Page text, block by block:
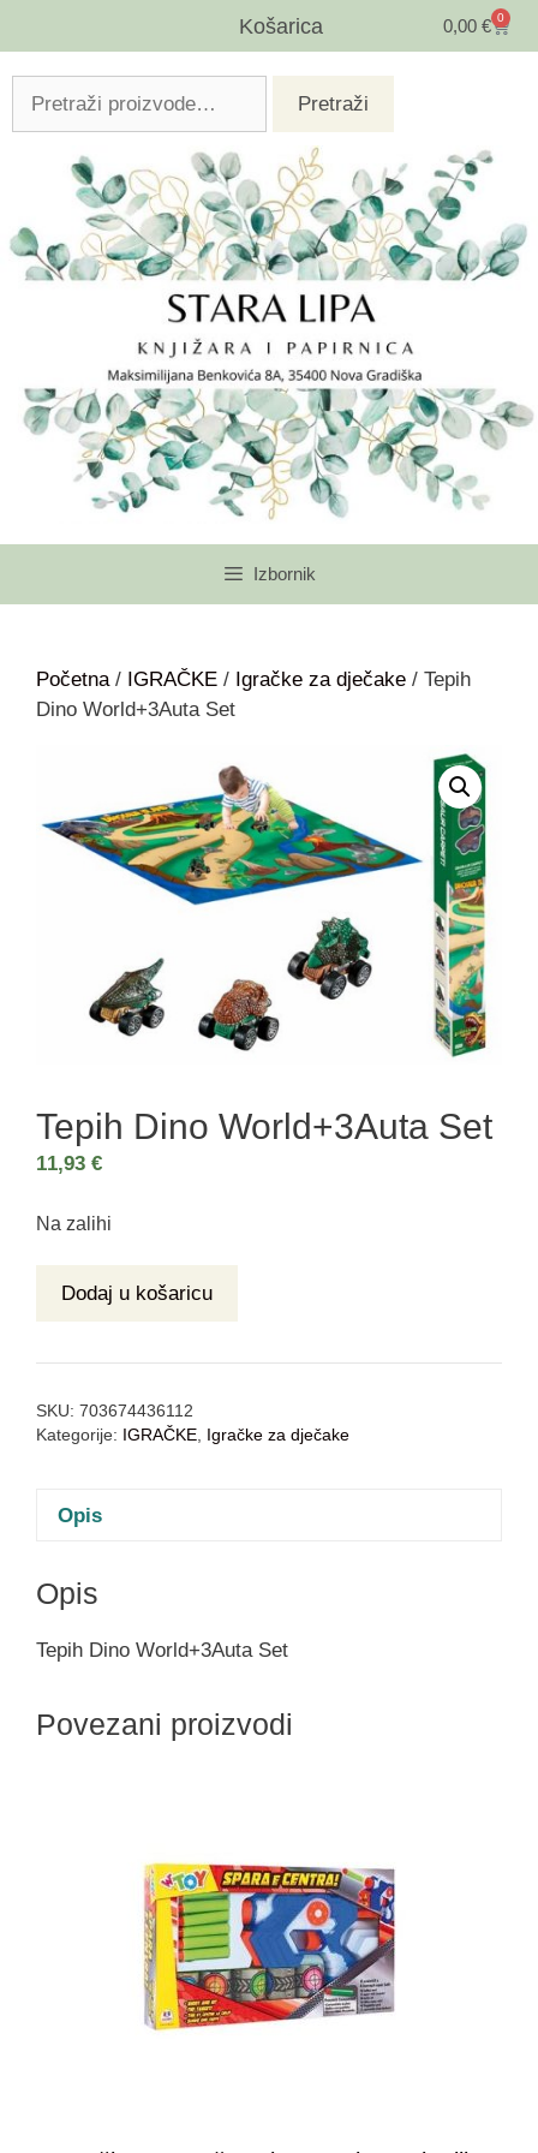
Košarica 0,00 € 0
Pretraži
Izbornik
Početna/ IGRAČKE / Igračke za dječake / Tepih
Dino World+3Auta Set
Tepih Dino World+3Auta Set
11,93 €
Na zalihi
Dodaj u košaricu
SKU: 703674436112
Kategorije: IGRAČKE, Igračke za dječake
Opis
Opis
Tepih Dino World+3Auta Set
Povezani proizvodi